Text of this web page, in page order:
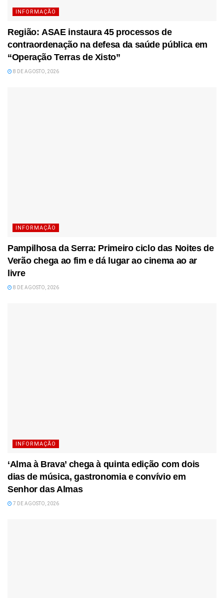
INFORMAÇÃO
Região: ASAE instaura 45 processos de
contraordenação na defesa da saúde pública em
“Operação Terras de Xisto”
8 DE AGOSTO, 2026
INFORMAÇÃO
Pampilhosa da Serra: Primeiro ciclo das Noites de
Verão chega ao fim e dá lugar ao cinema ao ar
livre
8 DE AGOSTO, 2026
INFORMAÇÃO
‘Alma à Brava’ chega à quinta edição com dois
dias de música, gastronomia e convívio em
Senhor das Almas
7 DE AGOSTO, 2026